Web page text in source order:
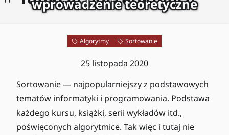
wprowadzenie teoretyczne
Algorytmy Sortowanie
25 listopada 2020
Sortowanie — najpopularniejszy z podstawowych
tematów informatyki i programowania. Podstawa
każdego kursu, książki, serii wykładów itd.,
poświęconych algorytmice. Tak więc i tutaj nie